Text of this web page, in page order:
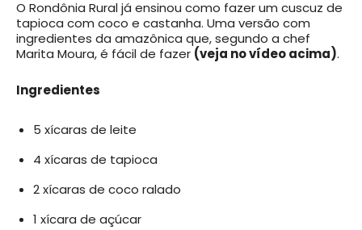
O Rondônia Rural já ensinou como fazer um cuscuz de
tapioca com coco e castanha. Uma versão com
ingredientes da amazônica que, segundo a chef
Marita Moura, é fácil de fazer (veja no vídeo acima).
Ingredientes
5 xícaras de leite
4 xícaras de tapioca
2 xícaras de coco ralado
1 xícara de açúcar